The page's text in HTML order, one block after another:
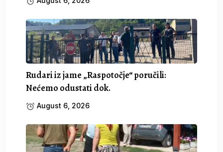
Rudari iz jame „Raspotočje“ poručili:
Nećemo odustati dok.
August 6, 2026